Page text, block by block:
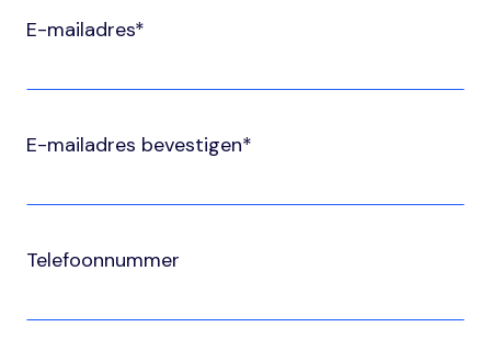
E-mailadres*
E-mailadres bevestigen*
Telefoonnummer